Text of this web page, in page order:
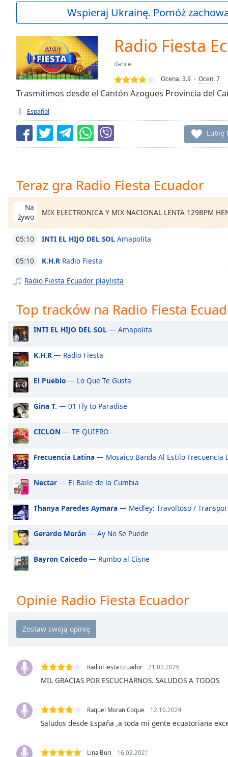
Current
Duration-:-
Stream
TypeLIVE
live,
currently
behind
LIVE
Remaining
Playback
Chapters
Descriptions
selected
Subtitles
subtitles
settings
subtitles
settings
dialog
subtitles
off
selected
Audio
Track
Picture-
in-
Picture
Fullscreen
modal
window.
Beginning
dialog
window.
Escape
cancel
window.
Wspieraj Ukrainę. Pomóż
Radio Fiesta
dance
Ocena:3.9 Ocen:7
Trasmitimos desde el Cantón Azogues Provincia del
Español
Lubię
Teraz gra Radio Fiesta Ecuador
Na
żywo
MIX ELECTRONICA Y MIX NACIONAL LENTA 129BPM
05:10 INTI EL HIJO DEL SOL Amapolita
05:10 K.H.R Radio Fiesta
Radio Fiesta Ecuador playlista
Top tracków na Radio Fiesta
INTI EL HIJO DEL SOL — Amapolita
K.H.R — Radio Fiesta
El Pueblo — Lo Que Te Gusta
Gina T. — 01 Fly to Paradise
CICLON — TE QUIERO
Frecuencia Latina — Mosaico Banda Al Estilo Frecuencia
Nectar — El Baile de la Cumbia
Thanya Paredes Aymara — Medley: Travoltoso /
Gerardo Morán — Ay No Se Puede
Bayron Caicedo — Rumbo al Cisne
Opinie Radio Fiesta Ecuador
RadioFiesta Ecuador 21.02.2026
MIL GRACIAS POR ESCUCHARNOS. SALUDOS A TODOS
Raquel Moran Coque 12.10.2024
Saludos desde España ,a toda mi gente ecuatoriana
Lina Buri 16.02.2021